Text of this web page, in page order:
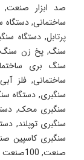
صد ابزار صنعت,
ساختمانی,
پرتابل, دستگاه
سنگ, پخ زن
سنگ بری
ساختمانی, فلز
سنگبری, دستگاه
سنگبری محک,
سنگبری کاسپین
صنعت, 100صنعت